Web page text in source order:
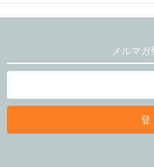
メルマ